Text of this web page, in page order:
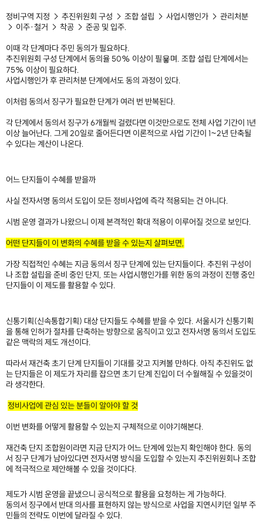
정비구역 지정 → 추진위원회 구성 → 조합 설립 → 사업시행인가 → 관리처분
→ 이주·철거 → 착공 → 준공 및 입주.
이때 각 단계마다 주민 동의가 필요하다.
추진위원회 구성 단계에서 동의율 50% 이상이 필욯며. 조합 설립 단계에서는
75% 이상이 필요하다.
사업시행인가 후 관리처분 단계에서도 동의 과정이 있다.
이처럼 동의서 징구가 필요한 단계가 여러 번 반복된다.
각 단계에서 동의서 징구가 6개월씩 걸렸다면 이것만으로도 전체 사업 기간이 1년
이상 늘어난다. 그게 20일로 줄어든다면 이론적으로 사업 기간이 1~2년 단축될
수 있다는 계산이 나온다.
어느 단지들이 수혜를 받을까
사실 전자서명 동의서 도입이 모든 정비사업에 즉각 적용되는 건 아니다.
시범 운영 결과가 나왔으니 이제 본격적인 확대 적용이 이루어질 것으로 보인다.
어떤 단지들이 이 변화의 수혜를 받을 수 있는지 살펴보면,
가장 직접적인 수혜는 지금 동의서 징구 단계에 있는 단지들이다. 추진위 구성이
나 조합 설립을 준비 중인 단지, 또는 사업시행인가를 위한 동의 과정이 진행 중인
단지들이 이 제도를 활용할 수 있다.​
신통기획(신속통합기획) 대상 단지들도 수혜를 받을 수 있다. 서울시가 신통기획
을 통해 인허가 절차를 단축하는 방향으로 움직이고 있고 전자서명 동의서 도입도
같은 맥락의 제도 개선이다.
따라서 재건축 초기 단계 단지들이 기대를 갖고 지켜볼 만하다. 아직 추진위도 없
는 단지들은 이 제도가 자리를 잡으면 초기 단계 진입이 더 수월해질 수 있을것이
라 생각한다.
정비사업에 관심 있는 분들이 알아야 할 것
이번 변화를 어떻게 활용할 수 있는지 구체적으로 이야기해본다.
재건축 단지 조합원이라면 지금 단지가 어느 단계에 있는지 확인해야 한다. 동의
서 징구 단계가 남아있다면 전자서명 방식을 도입할 수 있는지 추진위원회나 조합
에 적극적으로 제안해볼 수 있을 것이다다.
제도가 시범 운영을 끝냈으니 공식적으로 활용을 요청하는 게 가능하다.​
동의서 징구에서 반대 의사를 표현하지 않는 방식으로 사업을 지연시키던 일부 주
민들의 전략도 이번에 달라질 수 있다.